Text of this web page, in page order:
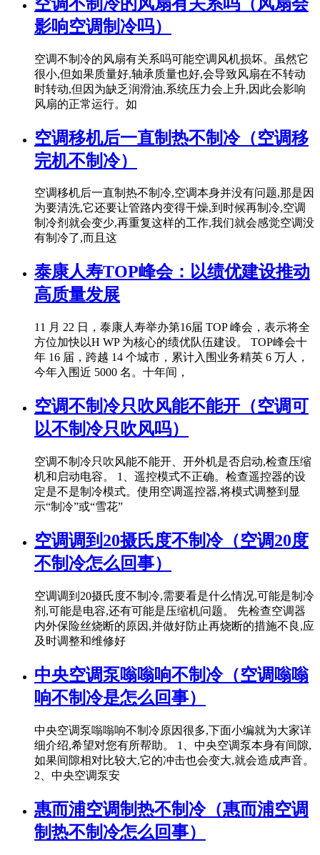
影响空调制冷吗）
空调不制冷的风扇有关系吗可能空调风机损坏。虽然它
很小,但如果质量好,轴承质量也好,会导致风扇在不转动
时转动,但因为缺乏润滑油,系统压力会上升,因此会影响
风扇的正常运行。如
空调移机后一直制热不制冷（空调移
完机不制冷）
空调移机后一直制热不制冷,空调本身并没有问题,那是因
为要清洗,它还要让管路内变得干燥,到时候再制冷,空调
制冷剂就会变少,再重复这样的工作,我们就会感觉空调没
有制冷了,而且这
泰康人寿TOP峰会：以绩优建设推动
高质量发展
11 月 22 日，泰康人寿举办第16届 TOP 峰会，表示将全
方位加快以H WP 为核心的绩优队伍建设。 TOP峰会十
年 16 届，跨越 14 个城市，累计入围业务精英 6 万人，
今年入围近 5000 名。十年间，
空调不制冷只吹风能不能开（空调可
以不制冷只吹风吗）
空调不制冷只吹风能不能开、开外机是否启动,检查压缩
机和启动电容。 1、遥控模式不正确。检查遥控器的设
定是不是制冷模式。使用空调遥控器,将模式调整到显
示“制冷”或“雪花”
空调调到20摄氏度不制冷（空调20度
不制冷怎么回事）
空调调到20摄氏度不制冷,需要看是什么情况,可能是制冷
剂,可能是电容,还有可能是压缩机问题。 先检查空调器
内外保险丝烧断的原因,并做好防止再烧断的措施不良,应
及时调整和维修好
中央空调泵嗡嗡响不制冷（空调嗡嗡
响不制冷是怎么回事）
中央空调泵嗡嗡响不制冷原因很多,下面小编就为大家详
细介绍,希望对您有所帮助。 1、中央空调泵本身有间隙,
如果间隙相对比较大,它的冲击也会变大,就会造成声音。
2、中央空调泵安
惠而浦空调制热不制冷（惠而浦空调
制热不制冷怎么回事）